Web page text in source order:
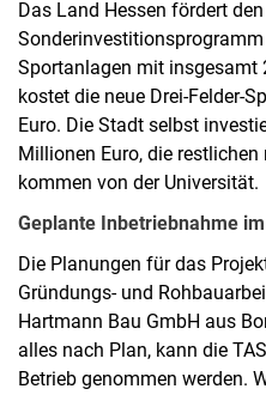
Das Land Hessen fördert
Sportanlagen mit insgesamt
kostet die neue Drei-Felder-
Euro. Die Stadt selbst
Millionen Euro, die
kommen von der Universität.
Geplante Inbetriebnahme
Die Planungen für das
Gründungs- und
Hartmann Bau GmbH aus
alles nach Plan, kann die
Betrieb genommen werden.